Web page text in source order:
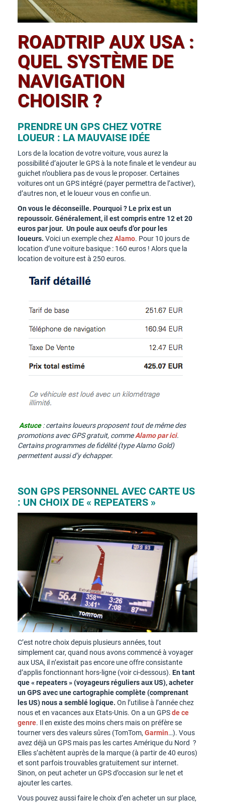
ROADTRIP AUX USA :
QUEL SYSTÈME DE
NAVIGATION
CHOISIR ?
PRENDRE UN GPS CHEZ VOTRE
LOUEUR : LA MAUVAISE IDÉE
Lors de la location de votre voiture, vous aurez la
possibilité d’ajouter le GPS à la note finale et le vendeur au
guichet n’oubliera pas de vous le proposer. Certaines
voitures ont un GPS intégré (payer permettra de l’activer),
d’autres non, et le loueur vous en confie un.
On vous le déconseille. Pourquoi ? Le prix est un
repoussoir. Généralement, il est compris entre 12 et 20
euros par jour. Un poule aux oeufs d’or pour les
loueurs. Voici un exemple chezAlamo. Pour 10 jours de
location d’une voiture basique : 160 euros ! Alors que la
location de voiture est à 250 euros.
Astuce: certains loueurs proposent tout de même des
promotions avec GPS gratuit, commeAlamo par ici.
Certains programmes de fidélité (type Alamo Gold)
permettent aussi d’y échapper.
SON GPS PERSONNEL AVEC CARTE US
: UN CHOIX DE « REPEATERS »
C’est notre choix depuis plusieurs années, tout
simplement car, quand nous avons commencé à voyager
aux USA, il n’existait pas encore une offre consistante
d’applis fonctionnant hors-ligne (voir ci-dessous). En tant
que « repeaters » (voyageurs réguliers aux US), acheter
un GPS avec une cartographie complète (comprenant
les US) nous a semblé logique. On l’utilise à l’année chez
nous et en vacances aux Etats-Unis. On a un GPSde ce
genre. Il en existe des moins chers mais on préfère se
tourner vers des valeurs sûres (TomTom, Garmin…). Vous
avez déjà un GPS mais pas les cartes Amérique du Nord ?
Elles s’achètent auprès de la marque (à partir de 40 euros)
et sont parfois trouvables gratuitement sur internet.
Sinon, on peut acheter un GPS d’occasion sur le net et
ajouter les cartes.
Vous pouvez aussi faire le choix d’en acheter un sur place,